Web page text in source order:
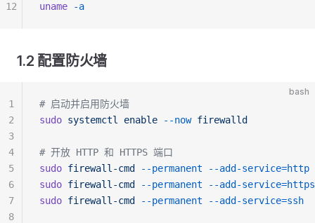
uname -a
12
1.2 配置防火墙
bash
# 启动并启用防火墙
sudo systemctl enable --now firewalld
# 开放 HTTP 和 HTTPS 端口
sudo firewall-cmd --permanent --add-service=http
sudo firewall-cmd --permanent --add-service=https
sudo firewall-cmd --permanent --add-service=ssh
1
2
3
4
5
6
7
8